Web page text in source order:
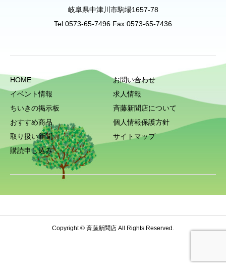
岐阜県中津川市駒場1657-78
Tel:0573-65-7496 Fax:0573-65-7436
HOME
イベント情報
ちいきの掲示板
おすすめ商品
取り扱い新聞
購読申し込み
お問い合わせ
求人情報
斉藤新聞店について
個人情報保護方針
サイトマップ
Copyright © 斉藤新聞店 All Rights Reserved.
お問い合わせ